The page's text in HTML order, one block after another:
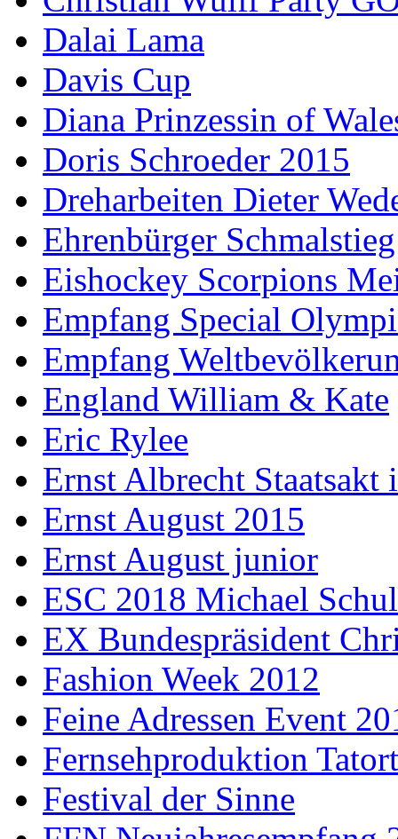
Dalai Lama
Davis Cup
Diana Prinzessin of
Doris Schroeder 2015
Dreharbeiten Dieter
Ehrenbürger Schmalstieg
Eishockey Scorpions
Empfang Special
Empfang
England William & Kate
Eric Rylee
Ernst Albrecht Staatsakt
Ernst August 2015
Ernst August junior
ESC 2018 Michael
EX Bundespräsident
Fashion Week 2012
Feine Adressen Event
Fernsehproduktion Tatort
Festival der Sinne